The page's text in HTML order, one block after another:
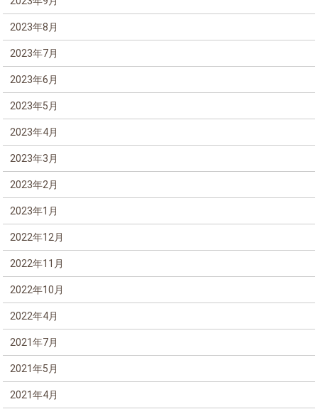
2023年8月
2023年7月
2023年6月
2023年5月
2023年4月
2023年3月
2023年2月
2023年1月
2022年12月
2022年11月
2022年10月
2022年4月
2021年7月
2021年5月
2021年4月